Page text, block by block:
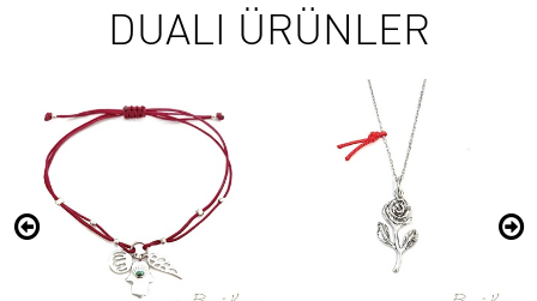
DUALI ÜRÜNLER